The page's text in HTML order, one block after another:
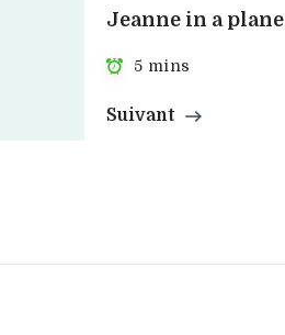
Jeanne in a plane
5 mins
Suivant